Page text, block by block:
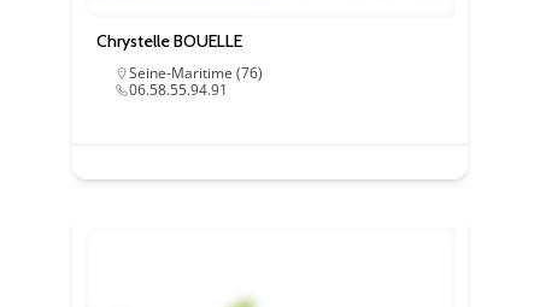
Chrystelle BOUELLE
Seine-Maritime (76)
06.58.55.94.91